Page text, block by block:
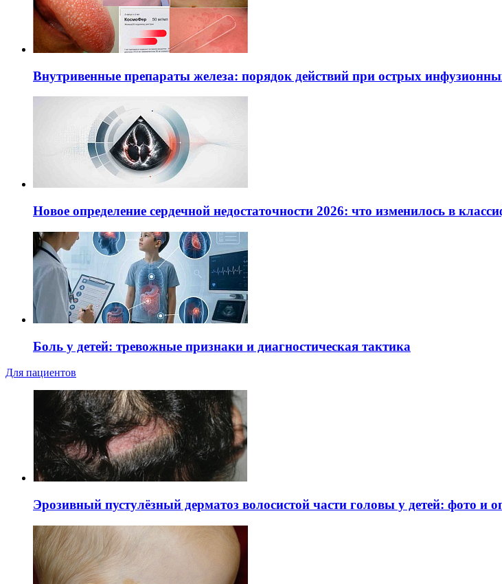
Внутривенные препараты железа: порядок действий при острых
Новое определение сердечной недостаточности 2026: что изменилось в
Боль у детей: тревожные признаки и диагностическая тактика
Для пациентов
Эрозивный пустулёзный дерматоз волосистой части головы у детей: фото и